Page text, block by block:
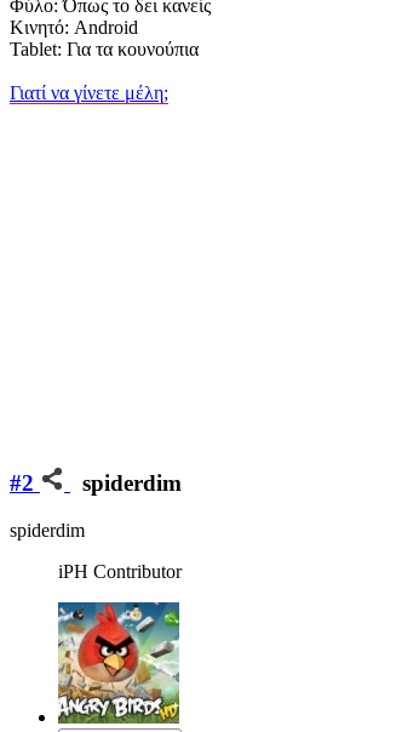
Φύλο: Όπως το δει κανείς
Κινητό: Android
Tablet: Για τα κουνούπια
Γιατί να γίνετε μέλη;
#2 spiderdim
spiderdim
iPH Contributor